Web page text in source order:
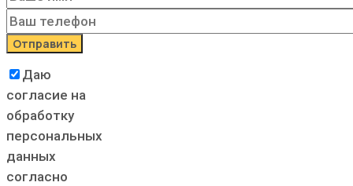
Даю
согласие на
обработку
персональных
данных
согласно